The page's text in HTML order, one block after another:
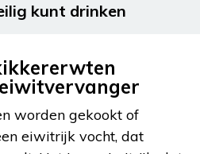
kunt drinken
worden gekookt of
eiwitrijk vocht, dat